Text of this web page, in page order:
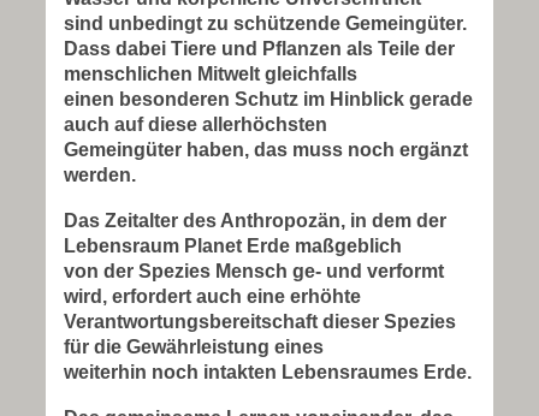
sind unbedingt zu schützende Gemeingüter.
Dass dabei Tiere und Pflanzen als Teile der
menschlichen Mitwelt gleichfalls
einen besonderen Schutz im Hinblick gerade
auch auf diese allerhöchsten
Gemeingüter haben, das muss noch ergänzt
werden.
Das Zeitalter des Anthropozän, in dem der
Lebensraum Planet Erde maßgeblich
von der Spezies Mensch ge- und verformt
wird, erfordert auch eine erhöhte
Verantwortungsbereitschaft dieser Spezies
für die Gewährleistung eines
weiterhin noch intakten Lebensraumes Erde.